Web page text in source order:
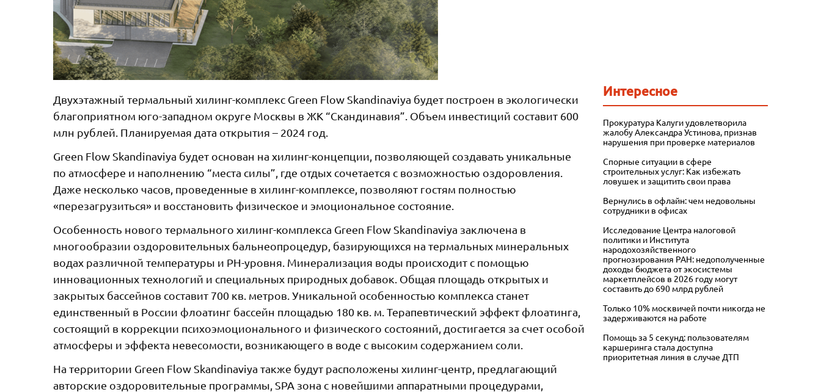
Двухэтажный термальный хилинг-комплекс Green Flow Skandinaviya будет построен в экологически
благоприятном юго-западном округе Москвы в ЖК “Скандинавия”. Объем инвестиций составит 600
млн рублей. Планируемая дата открытия – 2024 год.
Green Flow Skandinaviya будет основан на хилинг-концепции, позволяющей создавать уникальные
по атмосфере и наполнению “места силы”, где отдых сочетается с возможностью оздоровления.
Даже несколько часов, проведенные в хилинг-комплексе, позволяют гостям полностью
«перезагрузиться» и восстановить физическое и эмоциональное состояние.
Особенность нового термального хилинг-комплекса Green Flow Skandinaviya заключена в
многообразии оздоровительных бальнеопроцедур, базирующихся на термальных минеральных
водах различной температуры и PH-уровня. Минерализация воды происходит с помощью
инновационных технологий и специальных природных добавок. Общая площадь открытых и
закрытых бассейнов составит 700 кв. метров. Уникальной особенностью комплекса станет
единственный в России флоатинг бассейн площадью 180 кв. м. Терапевтический эффект флоатинга,
состоящий в коррекции психоэмоционального и физического состояний, достигается за счет особой
атмосферы и эффекта невесомости, возникающего в воде с высоким содержанием соли.
На территории Green Flow Skandinaviya также будут расположены хилинг-центр, предлагающий
авторские оздоровительные программы, SPA зона с новейшими аппаратными процедурами,
Интересное
Прокуратура Калуги удовлетворила
жалобу Александра Устинова, признав
нарушения при проверке материалов
Спорные ситуации в сфере
строительных услуг: Как избежать
ловушек и защитить свои права
Вернулись в офлайн: чем недовольны
сотрудники в офисах
Исследование Центра налоговой
политики и Института
народохозяйственного
прогнозирования РАН: недополученные
доходы бюджета от экосистемы
маркетплейсов в 2026 году могут
составить до 690 млрд рублей
Только 10% москвичей почти никогда не
задерживаются на работе
Помощь за 5 секунд: пользователям
каршеринга стала доступна
приоритетная линия в случае ДТП